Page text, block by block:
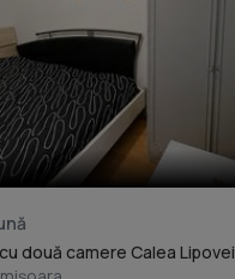
două camere Calea Lipovei